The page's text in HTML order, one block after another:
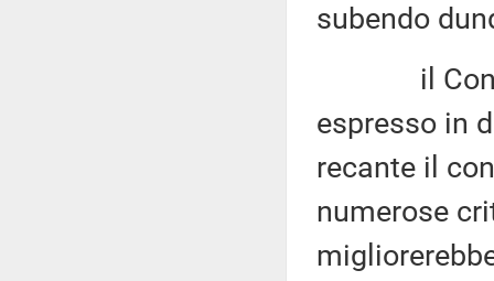
subendo
il
espresso in
recante il
numerose